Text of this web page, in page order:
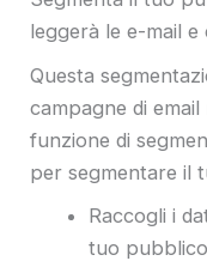
leggerà le e-mail
Questa
campagne di
funzione di
per segmentare il
Raccogli i
tuo